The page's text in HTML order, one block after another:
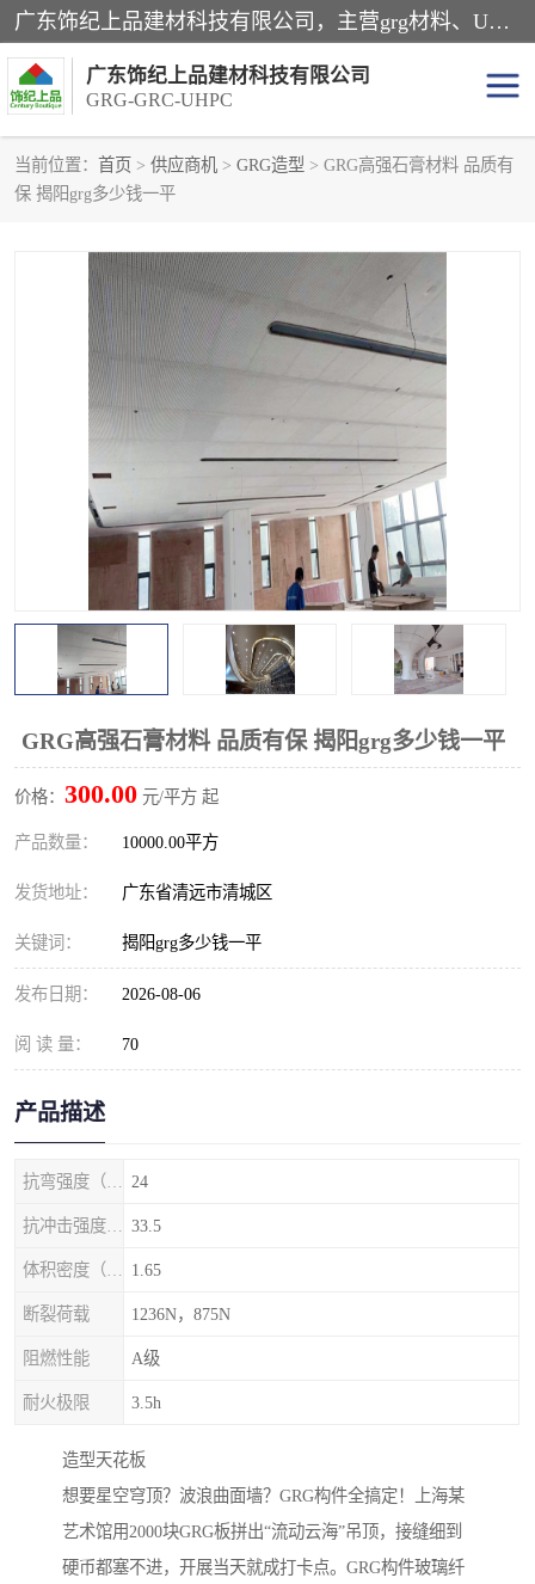
广东饰纪上品建材科技有限公司，主营grg材料、UHPC板、grc构件、uhpc幕墙板、grg厂家、grc厂家、uhpc厂家、GRG吊顶、grg石膏板、grg构件、外墙grc线条、grg造型、grg材料定制，uhpc高性能混凝土，uhpc构件，uhpc镂空挂板，grg材料生产厂家，广东grg厂家，广东grc厂家，联系方式*，2万平厂房，如果您对我公司的产品服务感兴趣，请联系我们。
广东饰纪上品建材科技有限公司
GRG-GRC-UHPC
当前位置： 首页 > 供应商机 > GRG造型 > GRG高强石膏材料 品质有
保 揭阳grg多少钱一平
GRG高强石膏材料 品质有保 揭阳grg多少钱一平
价格： 300.00 元/平方 起
产品数量： 10000.00平方
发货地址： 广东省清远市清城区
关键词： 揭阳grg多少钱一平
发布日期： 2026-08-06
阅 读 量： 70
产品描述
24
33.5
1.65
断裂荷载 1236N，875N
阻燃性能 A级
耐火极限 3.5h
‌造型天花板‌
想要星空穹顶？波浪曲面墙？GRG构件全搞定！上海某
艺术馆用2000块GRG板拼出“流动云海”吊顶，接缝细到
硬币都塞不进，开展当天就成打卡点。GRG构件玻璃纤
GRG构件
UHPC构件 发泡陶瓷装饰构件
GRG造型 GRC厂家
GRG吊顶 GRG材料生产厂家
UHPC幕墙板 GRC树池坐凳
UHPC树池坐凳